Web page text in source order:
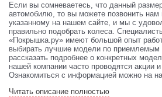
Если вы сомневаетесь, что данный
автомобилю, то вы можете позвонить
указанному на нашем сайте, и мы с
правильно подобрать колеса.
«Покрышка.ру» имеют большой опыт
выбирать лучшие модели по приемлемым
рассказать подробнее о конкретных
нашей компании часто проводятся акции
Ознакомиться с информацией можно на
Читать описание полностью